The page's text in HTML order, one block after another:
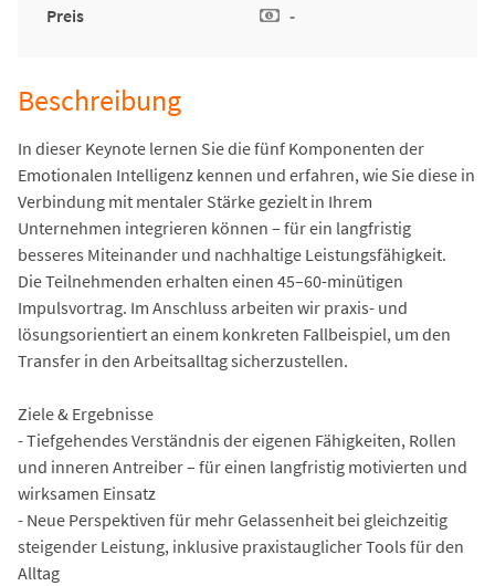
Preis
-
Beschreibung
In dieser Keynote lernen Sie die fünf Komponenten der
Emotionalen Intelligenz kennen und erfahren, wie Sie diese in
Verbindung mit mentaler Stärke gezielt in Ihrem
Unternehmen integrieren können – für ein langfristig
besseres Miteinander und nachhaltige Leistungsfähigkeit.
Die Teilnehmenden erhalten einen 45–60-minütigen
Impulsvortrag. Im Anschluss arbeiten wir praxis- und
lösungsorientiert an einem konkreten Fallbeispiel, um den
Transfer in den Arbeitsalltag sicherzustellen.
Ziele & Ergebnisse
- Tiefgehendes Verständnis der eigenen Fähigkeiten, Rollen
und inneren Antreiber – für einen langfristig motivierten und
wirksamen Einsatz
- Neue Perspektiven für mehr Gelassenheit bei gleichzeitig
steigender Leistung, inklusive praxistauglicher Tools für den
Alltag